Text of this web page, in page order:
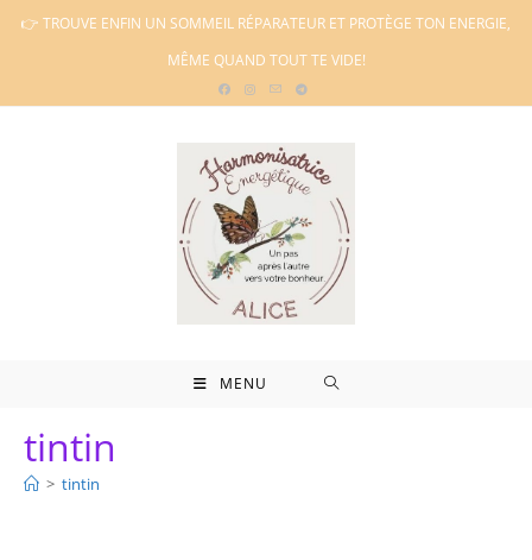
Skip👉 TROUVE ENFIN UN SOMMEIL RÉPARATEUR ET PROTÈGE TON ENERGIE,
MÊME QUAND TOUT TE VIDE!
MENU
tintin
> tintin